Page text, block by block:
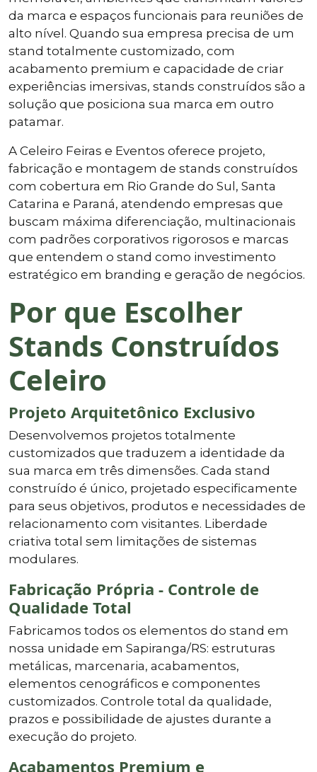
da marca e espaços funcionais para reuniões de
alto nível. Quando sua empresa precisa de um
stand totalmente customizado, com
acabamento premium e capacidade de criar
experiências imersivas, stands construídos são a
solução que posiciona sua marca em outro
patamar.
A Celeiro Feiras e Eventos oferece projeto,
fabricação e montagem de stands construídos
com cobertura em Rio Grande do Sul, Santa
Catarina e Paraná, atendendo empresas que
buscam máxima diferenciação, multinacionais
com padrões corporativos rigorosos e marcas
que entendem o stand como investimento
estratégico em branding e geração de negócios.
Por que Escolher
Stands Construídos
Celeiro
Projeto Arquitetônico Exclusivo
Desenvolvemos projetos totalmente
customizados que traduzem a identidade da
sua marca em três dimensões. Cada stand
construído é único, projetado especificamente
para seus objetivos, produtos e necessidades de
relacionamento com visitantes. Liberdade
criativa total sem limitações de sistemas
modulares.
Fabricação Própria - Controle de
Qualidade Total
Fabricamos todos os elementos do stand em
nossa unidade em Sapiranga/RS: estruturas
metálicas, marcenaria, acabamentos,
elementos cenográficos e componentes
customizados. Controle total da qualidade,
prazos e possibilidade de ajustes durante a
execução do projeto.
Acabamentos Premium e